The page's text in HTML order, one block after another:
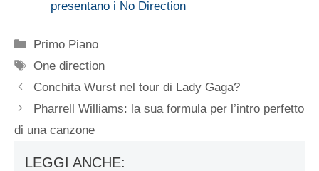
presentano i No Direction
Categorie
Primo Piano
Tag
One direction
Conchita Wurst nel tour di Lady Gaga?
Pharrell Williams: la sua formula per l’intro perfetto
di una canzone
LEGGI ANCHE: